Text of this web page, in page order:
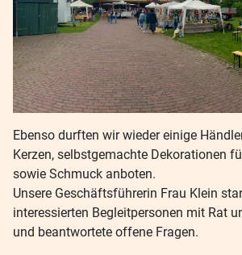
Ebenso durften wir wieder einige
Kerzen, selbstgemachte Dekorationen
sowie Schmuck anboten.
Unsere Geschäftsführerin Frau Klein
interessierten Begleitpersonen mit Rat
und beantwortete offene Fragen.